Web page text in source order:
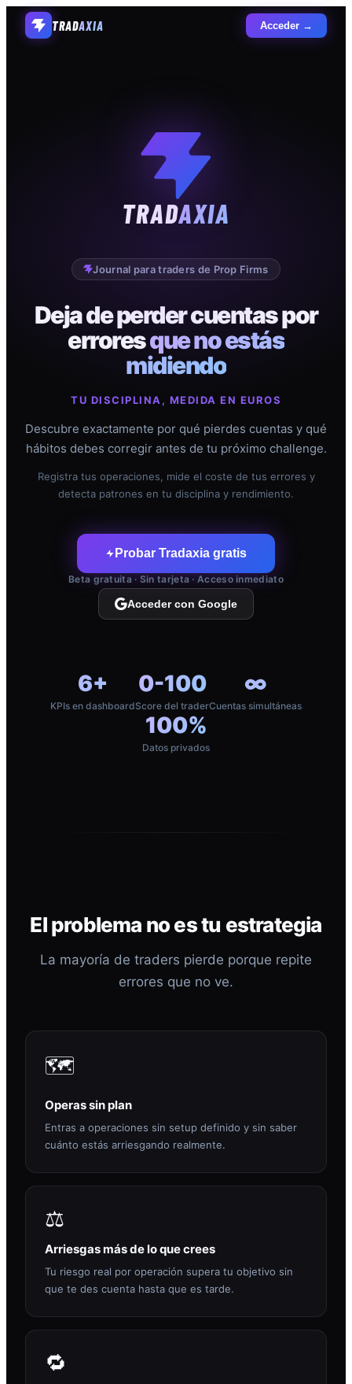
TRADAXIA Acceder →
TRADAXIA
Journal para traders de Prop Firms
Deja de perder cuentas por
erroresque no estás
midiendo
TU DISCIPLINA, MEDIDA EN EUROS
Descubre exactamente por qué pierdes cuentas y qué
hábitos debes corregir antes de tu próximo challenge.
Registra tus operaciones, mide el coste de tus errores y
detecta patrones en tu disciplina y rendimiento.
Probar Tradaxia gratis
Beta gratuita · Sin tarjeta · Acceso inmediato
Acceder con Google
6+
KPIs en dashboard
0-100
Score del trader
∞
Cuentas simultáneas
100%
Datos privados
El problema no es tu estrategia
La mayoría de traders pierde porque repite
errores que no ve.
🗺️
Operas sin plan
Entras a operaciones sin setup definido y sin saber
cuánto estás arriesgando realmente.
⚖️
Arriesgas más de lo que crees
Tu riesgo real por operación supera tu objetivo sin
que te des cuenta hasta que es tarde.
🔁